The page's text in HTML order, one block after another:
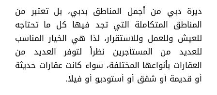
ديرة دبي من أجمل المناطق بدبي، بل تعتبر من
المناطق المتكاملة التي تجد فيها كل ما تحتاجه
للعيش وللعمل وللاستقرار، لذا هي الخيار المناسب
للعديد من المستأجرين نظراً لتوفر العديد من
العقارات بأنواعها المختلفة، سواء كانت عقارات حديثة
أو قديمة أو شقق أو أستوديو أو فيلا.